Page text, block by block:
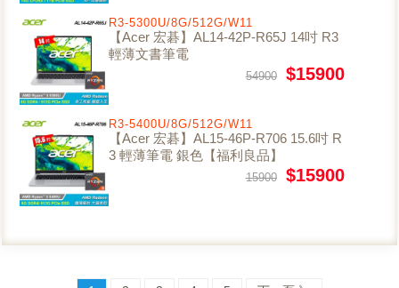
R3-5300U/8G/512G/W11
【Acer 宏碁】AL14-42P-R65J 14吋 R3
輕薄文書筆電
54900 $15900
R3-5400U/8G/512G/W11
【Acer 宏碁】AL15-46P-R706 15.6吋 R
3 輕薄筆電 銀色【福利良品】
15900 $15900